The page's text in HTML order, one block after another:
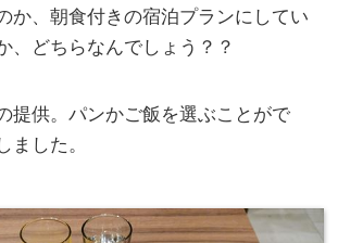
か、朝食付きの宿泊プランにしてい
、どちらなんでしょう？？
提供。パンかご飯を選ぶことがで
ました。